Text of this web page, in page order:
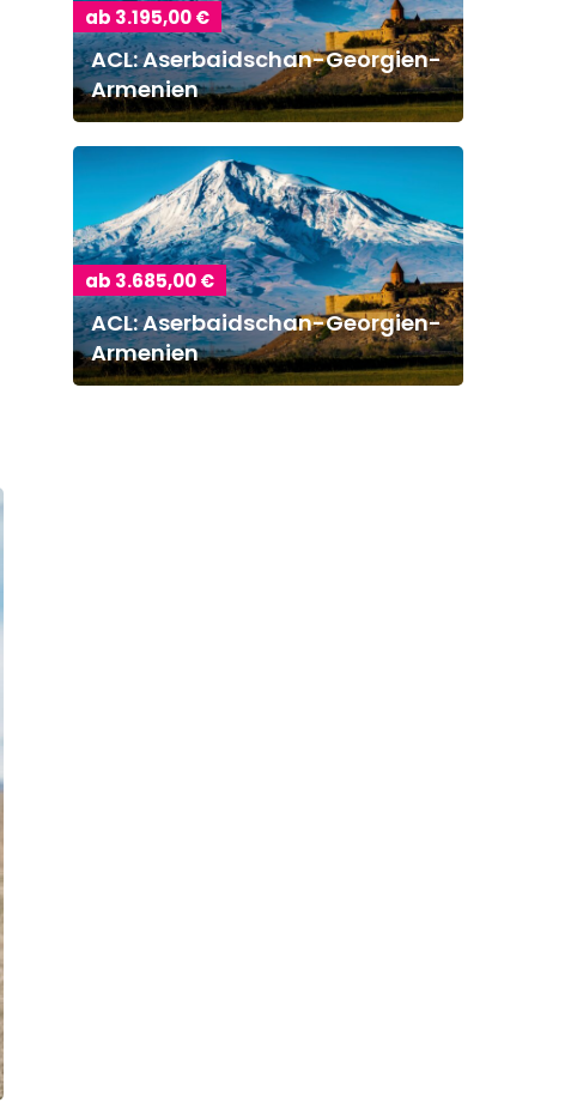
ab 3.195,00 €
ACL: Aserbaidschan-Georgien-
Armenien
ab 3.685,00 €
ACL: Aserbaidschan-Georgien-
Armenien